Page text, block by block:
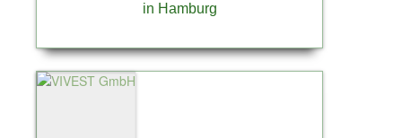
in Hamburg